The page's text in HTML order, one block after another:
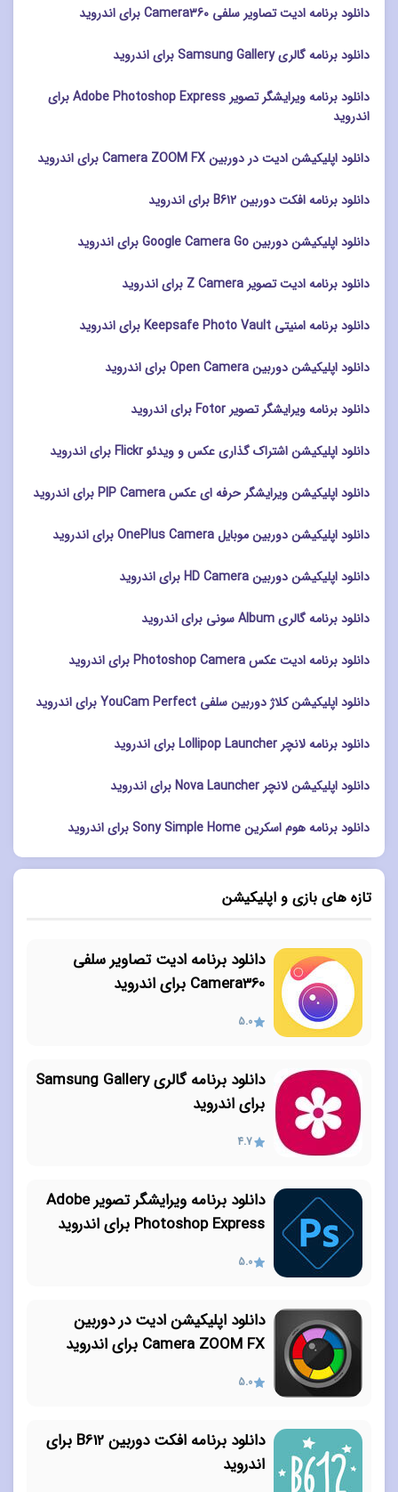
دانلود برنامه ادیت تصاویر سلفی Camera360 برای اندروید
دانلود برنامه گالری Samsung Gallery برای اندروید
دانلود برنامه ویرایشگر تصویر Adobe Photoshop Express برای
اندروید
دانلود اپلیکیشن ادیت در دوربین Camera ZOOM FX برای اندروید
دانلود برنامه افکت دوربین B612 برای اندروید
دانلود اپلیکیشن دوربین Google Camera Go برای اندروید
دانلود برنامه ادیت تصویر Z Camera برای اندروید
دانلود برنامه امنیتی Keepsafe Photo Vault برای اندروید
دانلود اپلیکیشن دوربین Open Camera برای اندروید
دانلود برنامه ویرایشگر تصویر Fotor برای اندروید
دانلود اپلیکیشن اشتراک گذاری عکس و ویدئو Flickr برای اندروید
دانلود اپلیکیشن ویرایشگر حرفه ای عکس PIP Camera برای اندروید
دانلود اپلیکیشن دوربین موبایل OnePlus Camera برای اندروید
دانلود اپلیکیشن دوربین HD Camera برای اندروید
دانلود برنامه گالری Album سونی برای اندروید
دانلود برنامه ادیت عکس Photoshop Camera برای اندروید
دانلود اپلیکیشن کلاژ دوربین سلفی YouCam Perfect برای اندروید
دانلود برنامه لانچر Lollipop Launcher برای اندروید
دانلود اپلیکیشن لانچر Nova Launcher برای اندروید
دانلود برنامه هوم اسکرین Sony Simple Home برای اندروید
تازه های بازی و اپلیکیشن
دانلود برنامه ادیت تصاویر سلفی
Camera360 برای اندروید
5.0
دانلود برنامه گالری Samsung Gallery
برای اندروید
4.7
دانلود برنامه ویرایشگر تصویر Adobe
Photoshop Express برای اندروید
5.0
دانلود اپلیکیشن ادیت در دوربین
Camera ZOOM FX برای اندروید
5.0
دانلود برنامه افکت دوربین B612 برای
اندروید